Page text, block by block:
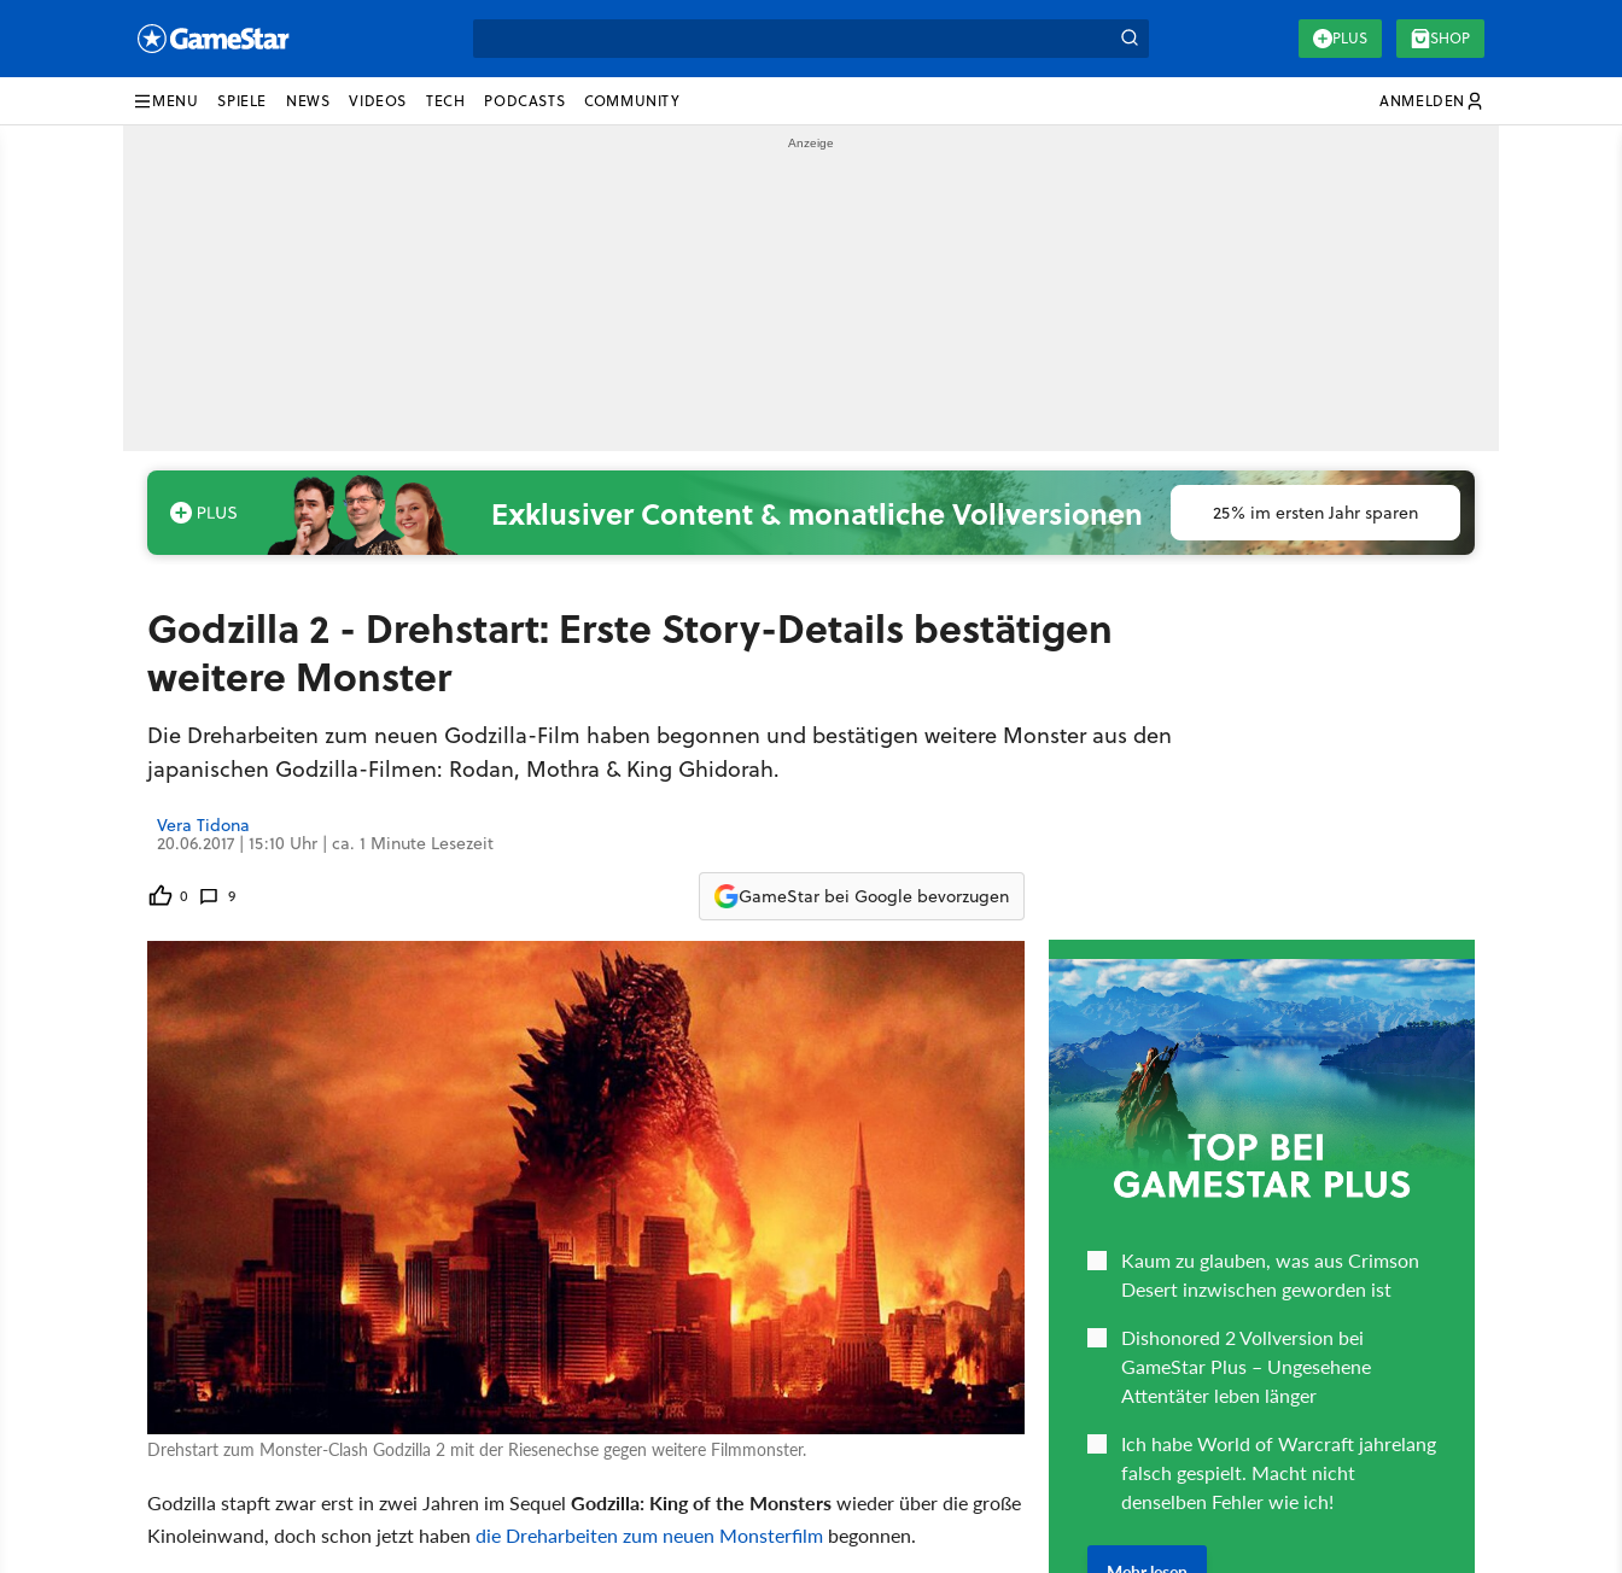
PLUS SHOP
MENU SPIELE NEWS VIDEOS TECH PODCASTS COMMUNITY ANMELDEN
Exklusiver Content & monatliche Vollversionen 25% im ersten Jahr sparen
Godzilla 2 - Drehstart: Erste Story-Details bestätigen
weitere Monster
Die Dreharbeiten zum neuen Godzilla-Film haben begonnen und bestätigen weitere Monster aus den
japanischen Godzilla-Filmen: Rodan, Mothra & King Ghidorah.
Vera Tidona
20.06.2017 | 15:10 Uhr | ca. 1 Minute Lesezeit
0 9 GameStar bei Google bevorzugen
Drehstart zum Monster-Clash Godzilla 2 mit der Riesenechse gegen weitere Filmmonster.
Godzilla stapft zwar erst in zwei Jahren im Sequel Godzilla: King of the Monsterswieder über die große
Kinoleinwand, doch schon jetzt haben die Dreharbeiten zum neuen Monsterfilm begonnen.